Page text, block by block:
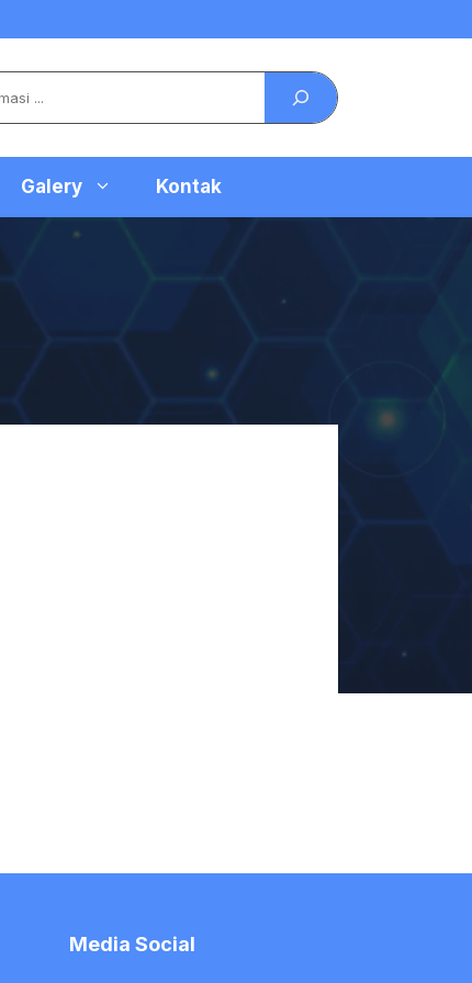
Galery Kontak
Media Social